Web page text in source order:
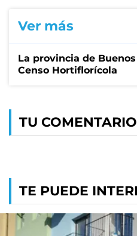
Ver más
La provincia de
Censo Hortiflorícola
TU COMENTARIO
TE PUEDE